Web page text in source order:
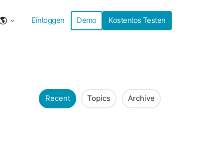
Einloggen Demo Kostenlos Testen
Recent Topics Archive